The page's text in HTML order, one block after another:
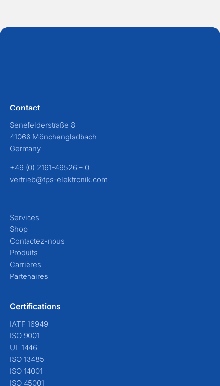
Contact
Senefelderstraße 8
41066 Mönchengladbach
Germany
+49 (0) 2161-49526 – 0
vertrieb@tps-elektronik.com
Services
Shop
Contactez-nous
Produits
Carrières
Partenaires
Certifications
IATF 16949
ISO 9001
UL 1446
ISO 13485
ISO 14001
ISO 45001